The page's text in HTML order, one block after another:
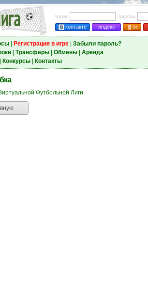
логин
пароль
контакте
яндекс ок
| Регистрация в игре| Забыли пароль?
| Трансферы| Обмены| Аренда
Конкурсы| Контакты
Футбольной Лиги